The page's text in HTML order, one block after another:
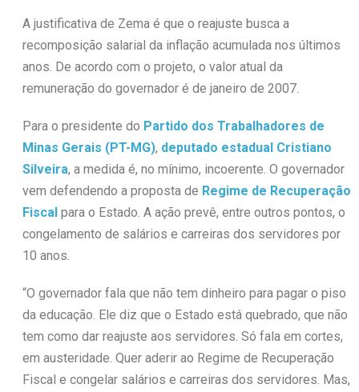
A justificativa de Zema é que o reajuste busca a
recomposição salarial da inflação acumulada nos últimos
anos. De acordo com o projeto, o valor atual da
remuneração do governador é de janeiro de 2007.
Para o presidente do Partido dos Trabalhadores de
Minas Gerais (PT-MG), deputado estadual Cristiano
Silveira, a medida é, no mínimo, incoerente. O governador
vem defendendo a proposta de Regime de Recuperação
Fiscalpara o Estado. A ação prevê, entre outros pontos, o
congelamento de salários e carreiras dos servidores por
10 anos.
“O governador fala que não tem dinheiro para pagar o piso
da educação. Ele diz que o Estado está quebrado, que não
tem como dar reajuste aos servidores. Só fala em cortes,
em austeridade. Quer aderir ao Regime de Recuperação
Fiscal e congelar salários e carreiras dos servidores. Mas,